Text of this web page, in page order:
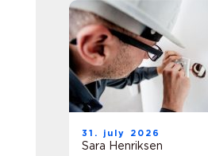
31. july 2026
Sara Henriksen